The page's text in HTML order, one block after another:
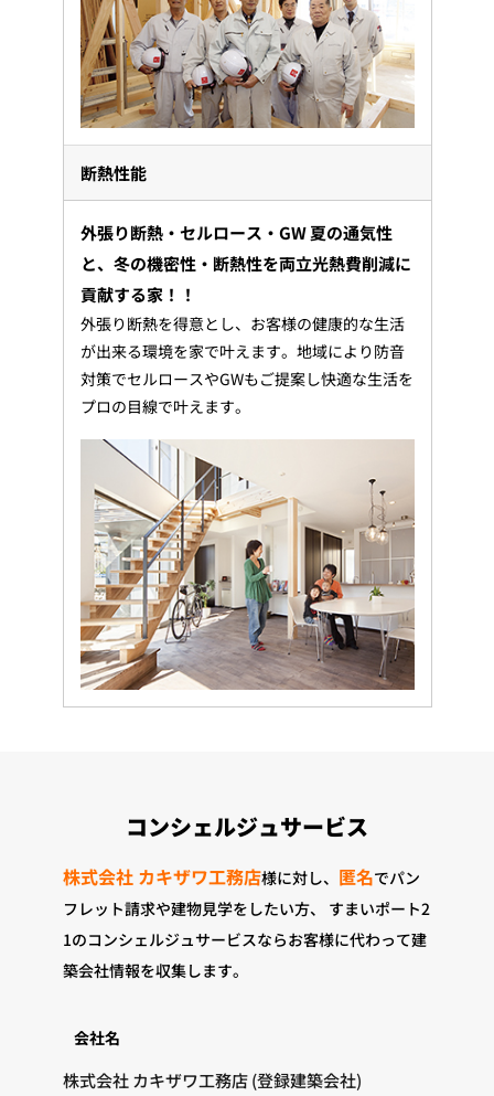
断熱性能
外張り断熱・セルロース・GW 夏の通気性
と、冬の機密性・断熱性を両立光熱費削減に
貢献する家！！
外張り断熱を得意とし、お客様の健康的な生活
が出来る環境を家で叶えます。地域により防音
対策でセルロースやGWもご提案し快適な生活を
プロの目線で叶えます。
コンシェルジュサービス
株式会社 カキザワ工務店様に対し、 匿名でパン
フレット請求や建物見学をしたい方、
すまいポート2
1のコンシェルジュサービスならお客様に代わって建
築会社情報を収集します。
会社名